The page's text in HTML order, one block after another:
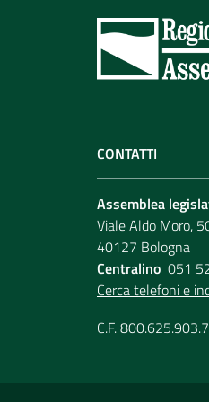
CONTATTI
Assemblea
Viale Aldo Moro,
40127 Bologna
Centralino 051
Cerca telefoni e
C.F.